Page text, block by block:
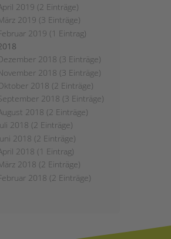
2019 (2 Einträge)
2019 (3 Einträge)
2019 (1 Eintrag)
2018 (3 Einträge)
2018 (3 Einträge)
2018 (2 Einträge)
2018 (3 Einträge)
2018 (2 Einträge)
2018 (2 Einträge)
2018 (2 Einträge)
2018 (1 Eintrag)
2018 (2 Einträge)
2018 (2 Einträge)